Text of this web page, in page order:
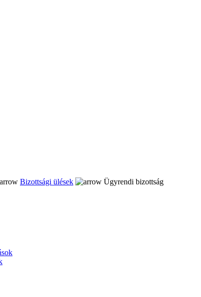
Bizottsági ülések
Ügyrendi bizottság